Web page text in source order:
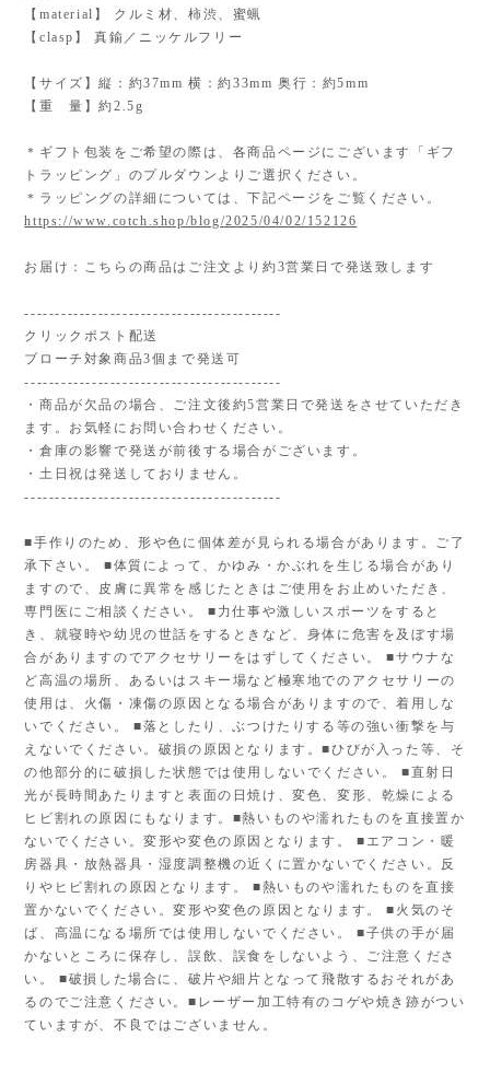
【material】 クルミ材、柿渋、蜜蝋
【clasp】 真鍮／ニッケルフリー
【サイズ】縦：約37mm 横：約33mm 奥行：約5mm
【重 量】約2.5g
＊ギフト包装をご希望の際は、各商品ページにございます「ギフ
トラッピング」のプルダウンよりご選択ください。
＊ラッピングの詳細については、下記ページをご覧ください。
https://www.cotch.shop/blog/2025/04/02/152126
お届け：こちらの商品はご注文より約3営業日で発送致します
------------------------------------------
クリックポスト配送
ブローチ対象商品3個まで発送可
------------------------------------------
・商品が欠品の場合、ご注文後約5営業日で発送をさせていただき
ます。お気軽にお問い合わせください。
・倉庫の影響で発送が前後する場合がございます。
・土日祝は発送しておりません。
------------------------------------------
■手作りのため、形や色に個体差が見られる場合があります。ご了
承下さい。 ■体質によって、かゆみ・かぶれを生じる場合があり
ますので、皮膚に異常を感じたときはご使用をお止めいただき、
専門医にご相談ください。 ■力仕事や激しいスポーツをすると
き、就寝時や幼児の世話をするときなど、身体に危害を及ぼす場
合がありますのでアクセサリーをはずしてください。 ■サウナな
ど高温の場所、あるいはスキー場など極寒地でのアクセサリーの
使用は、火傷・凍傷の原因となる場合がありますので、着用しな
いでください。 ■落としたり、ぶつけたりする等の強い衝撃を与
えないでください。破損の原因となります。■ひびが入った等、そ
の他部分的に破損した状態では使用しないでください。 ■直射日
光が長時間あたりますと表面の日焼け、変色、変形、乾燥による
ヒビ割れの原因にもなります。■熱いものや濡れたものを直接置か
ないでください。変形や変色の原因となります。 ■エアコン・暖
房器具・放熱器具・湿度調整機の近くに置かないでください。反
りやヒビ割れの原因となります。 ■熱いものや濡れたものを直接
置かないでください。変形や変色の原因となります。 ■火気のそ
ば、高温になる場所では使用しないでください。 ■子供の手が届
かないところに保存し、誤飲、誤食をしないよう、ご注意くださ
い。 ■破損した場合に、破片や細片となって飛散するおそれがあ
るのでご注意ください。■レーザー加工特有のコゲや焼き跡がつい
ていますが、不良ではございません。